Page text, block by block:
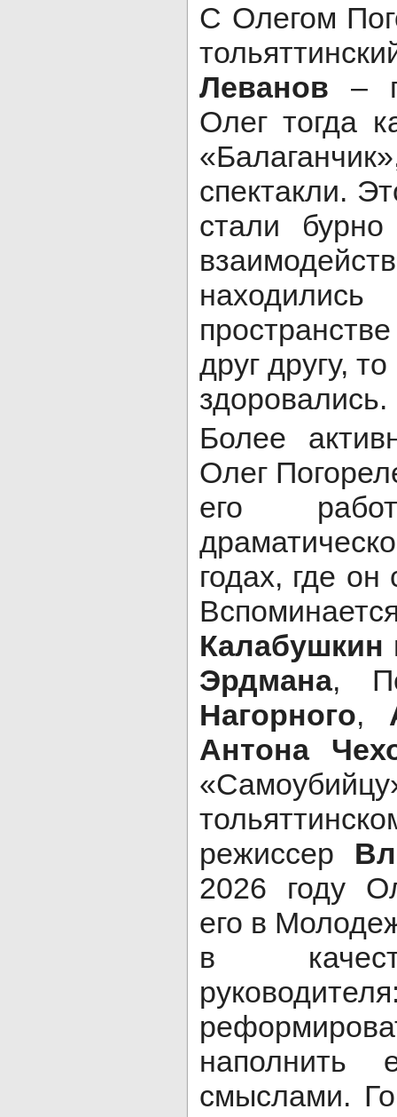
С Олегом
Леванов –
Олег тогда
спектакли.
стали
друг другу,
здоровались.
Более
Олег
его
годах, где
Калабушкин
Эрдмана,
Нагорного,
Антона
режиссер
2026 году
его в
в
смыслами.